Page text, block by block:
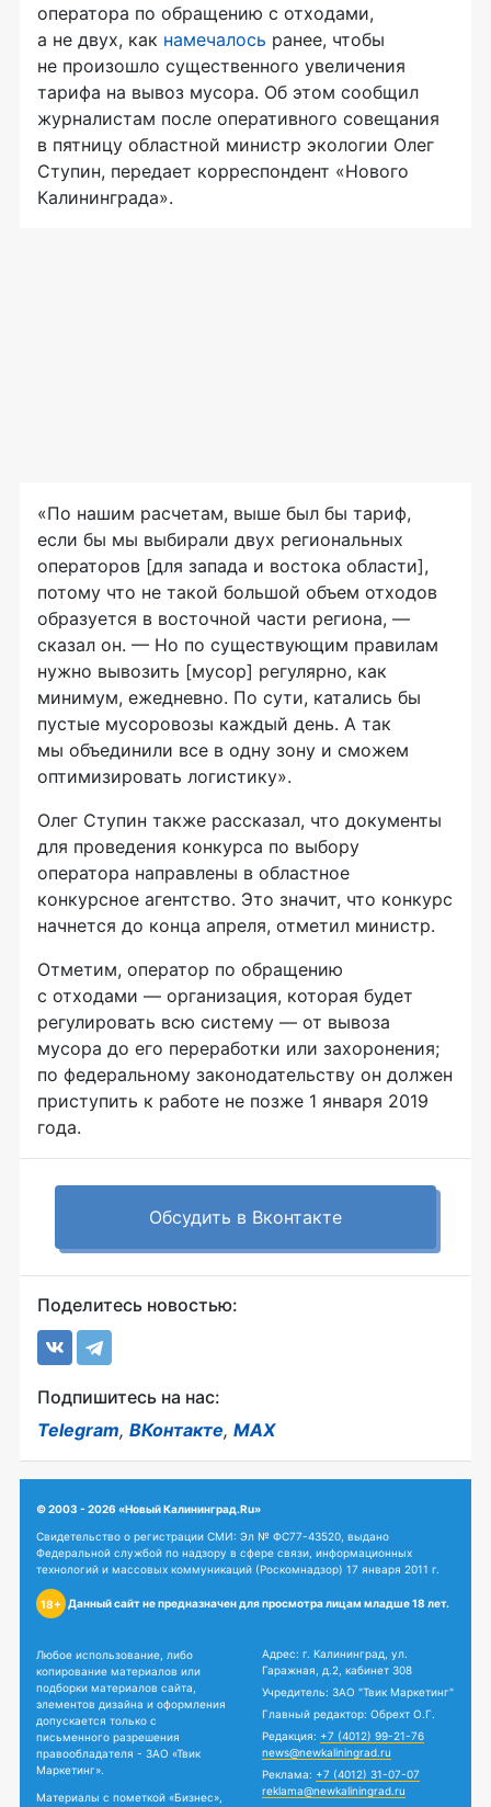
оператора по обращению с отходами,
а не двух, как намечалось ранее, чтобы
не произошло существенного увеличения
тарифа на вывоз мусора. Об этом сообщил
журналистам после оперативного совещания
в пятницу областной министр экологии Олег
Ступин, передает корреспондент «Нового
Калининграда».
«По нашим расчетам, выше был бы тариф,
если бы мы выбирали двух региональных
операторов [для запада и востока области],
потому что не такой большой объем отходов
образуется в восточной части региона, —
сказал он. — Но по существующим правилам
нужно вывозить [мусор] регулярно, как
минимум, ежедневно. По сути, катались бы
пустые мусоровозы каждый день. А так
мы объединили все в одну зону и сможем
оптимизировать логистику».
Олег Ступин также рассказал, что документы
для проведения конкурса по выбору
оператора направлены в областное
конкурсное агентство. Это значит, что конкурс
начнется до конца апреля, отметил министр.
Отметим, оператор по обращению
с отходами — организация, которая будет
регулировать всю систему — от вывоза
мусора до его переработки или захоронения;
по федеральному законодательству он должен
приступить к работе не позже 1 января 2019
года.
Обсудить в Вконтакте
Поделитесь новостью:
Подпишитесь на нас:
Telegram, ВКонтакте, MAX
© 2003 - 2026 «Новый Калининград.Ru»
Свидетельство о регистрации СМИ: Эл № ФС77-43520, выдано
Федеральной службой по надзору в сфере связи, информационных
технологий и массовых коммуникаций (Роскомнадзор) 17 января 2011 г.
18+ Данный сайт не предназначен для просмотра лицам младше 18 лет.
Любое использование, либо
копирование материалов или
подборки материалов сайта,
элементов дизайна и оформления
допускается только с
письменного разрешения
правообладателя - ЗАО «Твик
Маркетинг».
Материалы с пометкой «Бизнес»,
Адрес: г. Калининград, ул.
Гаражная, д.2, кабинет 308
Учредитель: ЗАО "Твик Маркетинг"
Главный редактор: Обрехт О.Г.
Редакция: +7 (4012) 99-21-76
news@newkaliningrad.ru
Реклама: +7 (4012) 31-07-07
reklama@newkaliningrad.ru